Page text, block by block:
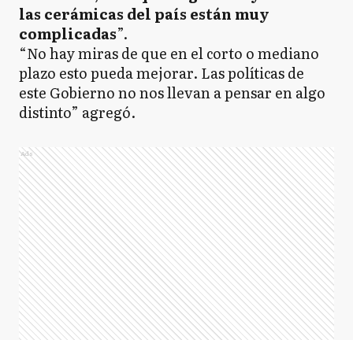
las cerámicas del país están muy
complicadas”.
“No hay miras de que en el corto o mediano
plazo esto pueda mejorar. Las políticas de
este Gobierno no nos llevan a pensar en algo
distinto” agregó.
Ads